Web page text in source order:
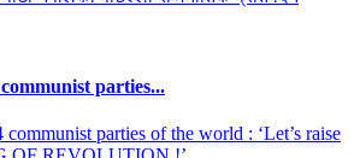
parties...